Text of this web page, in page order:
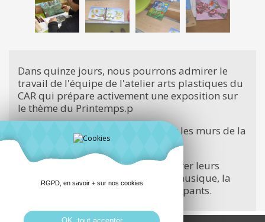
Dans quinze jours, nous pourrons admirer le
travail de l'équipe de l'atelier arts plastiques du
CAR qui prépare activement une exposition sur
le thème du Printemps.p
Leurs tableaux seront exposés sur les murs de la
maison de quartier.
Rendez vous samedi 19 pour admirer leurs
travaux, et manger ensemble , en musique, la
soupe préparée par tous les participants.
RGPD, en savoir + sur nos cookies